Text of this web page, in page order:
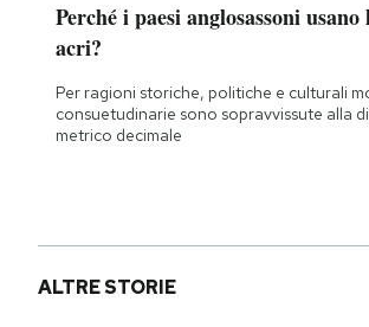
Perché i paesi anglosassoni
acri?
Per ragioni storiche, politiche e culturali
consuetudinarie sono sopravvissute alla
metrico decimale
ALTRE STORIE